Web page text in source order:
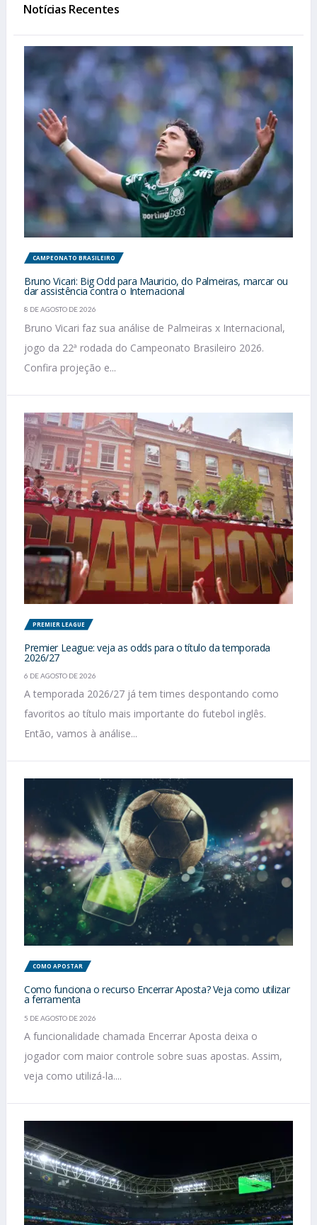
Notícias Recentes
CAMPEONATO BRASILEIRO
Bruno Vicari: Big Odd para Mauricio, do Palmeiras, marcar ou
dar assistência contra o Internacional
8 DE AGOSTO DE 2026
Bruno Vicari faz sua análise de Palmeiras x Internacional,
jogo da 22ª rodada do Campeonato Brasileiro 2026.
Confira projeção e...
PREMIER LEAGUE
Premier League: veja as odds para o título da temporada
2026/27
6 DE AGOSTO DE 2026
A temporada 2026/27 já tem times despontando como
favoritos ao título mais importante do futebol inglês.
Então, vamos à análise...
COMO APOSTAR
Como funciona o recurso Encerrar Aposta? Veja como utilizar
a ferramenta
5 DE AGOSTO DE 2026
A funcionalidade chamada Encerrar Aposta deixa o
jogador com maior controle sobre suas apostas. Assim,
veja como utilizá-la....